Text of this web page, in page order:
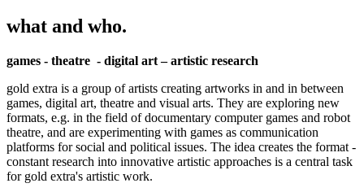
what and who.
games - theatre - digital art – artistic research
gold extra is a group of artists creating artworks in and in between
games, digital art, theatre and visual arts. They are exploring new
formats, e.g. in the field of documentary computer games and robot
theatre, and are experimenting with games as communication
platforms for social and political issues. The idea creates the format -
constant research into innovative artistic approaches is a central task
for gold extra's artistic work.